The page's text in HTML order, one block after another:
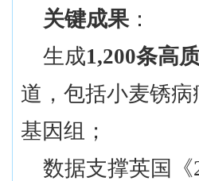
关键成果 ：
生成1,200条高
道，包括小麦锈病
基因组；
数据支撑英国《